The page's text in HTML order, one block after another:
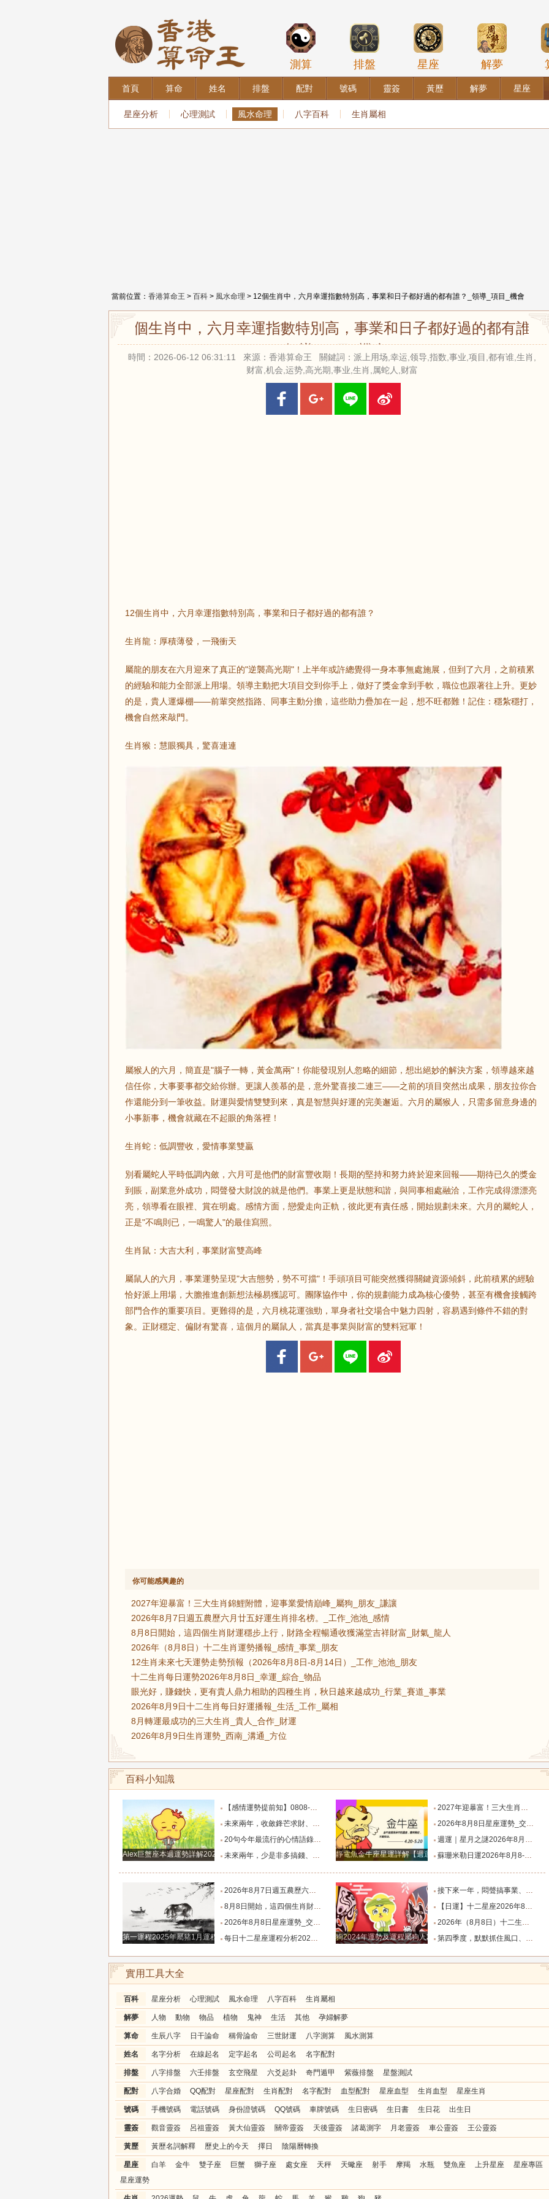
測算 排盤 星座 解夢
首頁 算命 姓名 排盤 配對 號碼 靈簽 黃歷 解夢 星座
星座分析 心理測試 風水命理 八字百科 生肖屬相
當前位置： 香港算命王 > 百科 > 風水命理 > 12個生肖中，六月幸運指數特別高，事業和日子都好過的都有誰？_領導_項目_機會
12個生肖中，六月幸運指數特別高，事業和日子都好過的都有誰？
_領導_項目_機會
時間：2026-06-12 06:31:11 來源：香港算命王 關鍵詞：派上用场,幸运,领导,指数,事业,项目,都有谁,生肖,
财富,机会,运势,高光期,事业,生肖,属蛇人,财富
12個生肖中，六月幸運指數特別高，事業和日子都好過的都有誰？
生肖龍：厚積薄發，一飛衝天
屬龍的朋友在六月迎來了真正的"逆襲高光期"！上半年或許總覺得一身本事無處施展，但到了六月，之前積累
的經驗和能力全部派上用場。領導主動把大項目交到你手上，做好了獎金拿到手軟，職位也跟著往上升。更妙
的是，貴人運爆棚——前輩突然指路、同事主動分擔，這些助力疊加在一起，想不旺都難！記住：穩紮穩打，
機會自然來敲門。
生肖猴：慧眼獨具，驚喜連連
屬猴人的六月，簡直是"腦子一轉，黃金萬兩"！你能發現別人忽略的細節，想出絕妙的解決方案，領導越來越
信任你，大事要事都交給你辦。更讓人羨慕的是，意外驚喜接二連三——之前的項目突然出成果，朋友拉你合
作還能分到一筆收益。財運與愛情雙雙到來，真是智慧與好運的完美邂逅。六月的屬猴人，只需多留意身邊的
小事新事，機會就藏在不起眼的角落裡！
生肖蛇：低調豐收，愛情事業雙贏
別看屬蛇人平時低調內斂，六月可是他們的財富豐收期！長期的堅持和努力終於迎來回報——期待已久的獎金
到賬，副業意外成功，悶聲發大財說的就是他們。事業上更是狀態和諧，與同事相處融洽，工作完成得漂漂亮
亮，領導看在眼裡、賞在明處。感情方面，戀愛走向正軌，彼此更有責任感，開始規劃未來。六月的屬蛇人，
正是"不鳴則已，一鳴驚人"的最佳寫照。
生肖鼠：大吉大利，事業財富雙高峰
屬鼠人的六月，事業運勢呈現"大吉態勢，勢不可擋"！手頭項目可能突然獲得關鍵資源傾斜，此前積累的經驗
恰好派上用場，大膽推進創新想法極易獲認可。團隊協作中，你的規劃能力成為核心優勢，甚至有機會接觸跨
部門合作的重要項目。更難得的是，六月桃花運強勁，單身者社交場合中魅力四射，容易遇到條件不錯的對
象。正財穩定、偏財有驚喜，這個月的屬鼠人，當真是事業與財富的雙料冠軍！
你可能感興趣的
2027年迎暴富！三大生肖錦鯉附體，迎事業愛情巔峰_屬狗_朋友_謙讓
2026年8月7日週五農歷六月廿五好運生肖排名榜。_工作_池池_感情
8月8日開始，這四個生肖財運穩步上行，財路全程暢通收獲滿堂吉祥財富_財氣_龍人
2026年（8月8日）十二生肖運勢播報_感情_事業_朋友
12生肖未來七天運勢走勢預報（2026年8月8日-8月14日）_工作_池池_朋友
十二生肖每日運勢2026年8月8日_幸運_綜合_物品
眼光好，賺錢快，更有貴人鼎力相助的四種生肖，秋日越來越成功_行業_賽道_事業
2026年8月9日十二生肖每日好運播報_生活_工作_屬相
8月轉運最成功的三大生肖_貴人_合作_財運
2026年8月9日生肖運勢_西南_溝通_方位
百科小知識
Alex巨蟹座本週運勢詳解2024.12.23-12.29
【感情運勢提前知】0808-0814感情運勢：在自己的能力和現實目標有差距時，越是要克己隱忍_內心_藍姐_狀態
未來兩年，收斂鋒芒求財、家境慢慢變好的四大星座！富貴纏身_合作_機會_獅子座
20句今年最流行的心情語錄，句句正能量，說到心坎上了_夢想_繁星點點_人生
未來兩年，少是非多搞錢、財富悄悄暴漲的四大星座！衣食無憂_防範_全是坑_財運
靜電魚金牛座星運詳解【週運2024年12月9日-12月15日】
2027年迎暴富！三大生肖錦鯉附體，迎事業愛情巔峰_屬狗_朋友_謙讓
2026年8月8日星座運勢_交易_管理_合作
週運｜星月之謎2026年8月8日-8月14日十二星座一週展望_日全食_火星_人生
蘇珊米勒日運2026年8月8-9日十二星座週末運勢_土星_宮位_內心
第一運程2025年屬豬1月運程解析
2026年8月7日週五農歷六月廿五好運生肖排名榜。_工作_池池_感情
8月8日開始，這四個生肖財運穩步上行，財路全程暢通收獲滿堂吉祥財富_財氣_龍人
2026年8月8日星座運勢_交易_管理_合作
每日十二星座運程分析2026.8.8_靈感_成長_事情
狗2024年運勢及運程屬狗人2024運勢好嗎
接下來一年，悶聲搞事業、家底越來越厚的四大星座！財源滾滾_機會_計劃_百萬財富
【日運】十二星座2026年8月8日運勢播報_方面_感情_工作時
2026年（8月8日）十二生肖運勢播報_感情_事業_朋友
第四季度，默默抓住風口、收入節節走高的四大星座！越攢越富_機會_能量_直覺
實用工具大全
百科 星座分析 心理測試 風水命理 八字百科 生肖屬相
解夢 人物 動物 物品 植物 鬼神 生活 其他 孕婦解夢
算命 生辰八字 日干論命 稱骨論命 三世財運 八字測算 風水測算
姓名 名字分析 在線起名 定字起名 公司起名 名字配對
排盤 八字排盤 六壬排盤 玄空飛星 六爻起卦 奇門遁甲 紫薇排盤 星盤測試
配對 八字合婚 QQ配對 星座配對 生肖配對 名字配對 血型配對 星座血型 生肖血型 星座生肖
號碼 手機號碼 電話號碼 身份證號碼 QQ號碼 車牌號碼 生日密碼 生日書 生日花 出生日
靈簽 觀音靈簽 呂祖靈簽 黃大仙靈簽 關帝靈簽 天後靈簽 諸葛測字 月老靈簽 車公靈簽 王公靈簽
黃歷 黃歷名詞解釋 歷史上的今天 擇日 陰陽曆轉換
星座 白羊 金牛 雙子座 巨蟹 獅子座 處女座 天秤 天蠍座 射手 摩羯 水瓶 雙魚座 上升星座
星座專區
星座運勢
龍
猴